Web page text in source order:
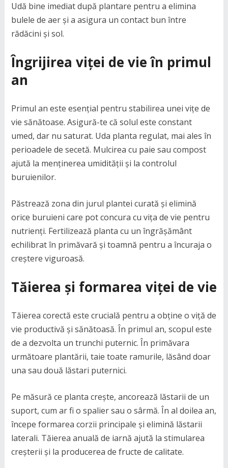
Udă bine imediat după plantare pentru a elimina
bulele de aer și a asigura un contact bun între
rădăcini și sol.
Îngrijirea viței de vie în primul
an
Primul an este esențial pentru stabilirea unei vițe de
vie sănătoase. Asigură-te că solul este constant
umed, dar nu saturat. Uda planta regulat, mai ales în
perioadele de secetă. Mulcirea cu paie sau compost
ajută la menținerea umidității și la controlul
buruienilor.
Păstrează zona din jurul plantei curată și elimină
orice buruieni care pot concura cu vița de vie pentru
nutrienți. Fertilizează planta cu un îngrășământ
echilibrat în primăvară și toamnă pentru a încuraja o
creștere viguroasă.
Tăierea și formarea viței de vie
Tăierea corectă este crucială pentru a obține o viță de
vie productivă și sănătoasă. În primul an, scopul este
de a dezvolta un trunchi puternic. În primăvara
următoare plantării, taie toate ramurile, lăsând doar
una sau două lăstari puternici.
Pe măsură ce planta crește, ancorează lăstarii de un
suport, cum ar fi o spalier sau o sârmă. În al doilea an,
începe formarea corzii principale și elimină lăstarii
laterali. Tăierea anuală de iarnă ajută la stimularea
creșterii și la producerea de fructe de calitate.